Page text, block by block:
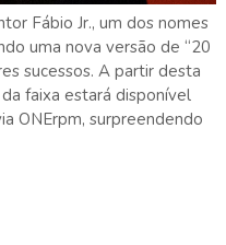
Fábio Jr., um dos nomes
uma nova versão de “20
sucessos. A partir desta
faixa estará disponível
ONErpm, surpreendendo